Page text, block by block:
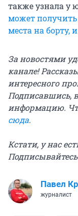
также узнала у
может получить
места на борту,
За новостями
канале!
интересного
Подписавшись,
информацию.
сюда.
Кстати, у нас
Павел
журналист